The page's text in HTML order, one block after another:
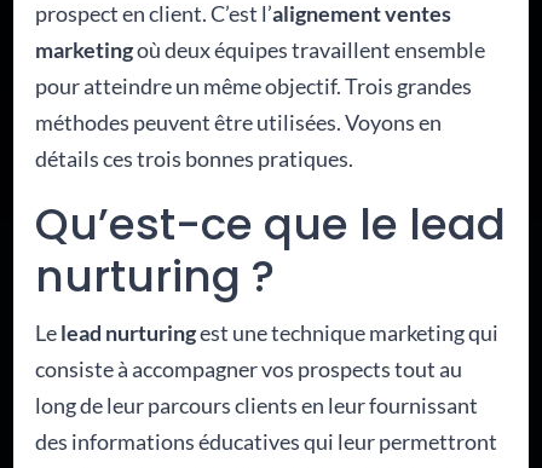
prospect en client. C’est l’alignement ventes
marketingoù deux équipes travaillent ensemble
pour atteindre un même objectif. Trois grandes
méthodes peuvent être utilisées. Voyons en
détails ces trois bonnes pratiques.
Qu’est-ce que le lead
nurturing ?
Lelead nurturingest une technique marketing qui
consiste à accompagner vos prospects tout au
long de leur parcours clients en leur fournissant
des informations éducatives qui leur permettront